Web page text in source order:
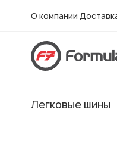
О компании
Легковые шины